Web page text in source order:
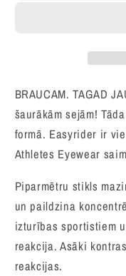
BRAUCAM. TAGAD
šaurākām sejām!
formā. Easyrider ir
Athletes Eyewear
Piparmētru stikls
un paildzina
izturības sportistiem
reakcija. Asāki
reakcijas.